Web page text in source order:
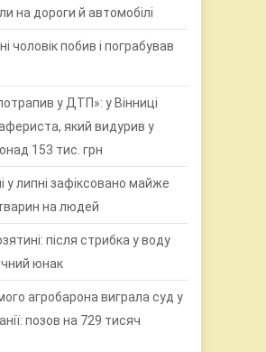
на дороги й автомобілі
чоловік побив і пограбував
у ДТП»: у Вінниці
який видурив у
153 тис. грн
у липні зафіксовано майже
на людей
після стрибка у воду
юнак
агробарона виграла суд у
позов на 729 тисяч